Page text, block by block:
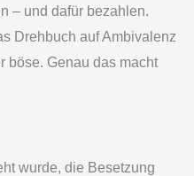
– und dafür bezahlen.
Drehbuch auf Ambivalenz
böse. Genau das macht
wurde, die Besetzung